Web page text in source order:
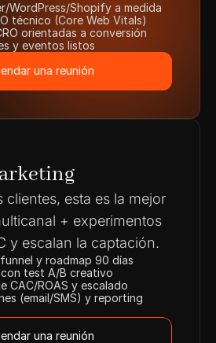
WordPress/Shopify a medida
técnico (Core Web Vitals)
orientadas a conversión
y eventos listos
una reunión
clientes, esta es la mejor
+ experimentos
y escalan la captación.
y roadmap 90 días
test A/B creativo
CAC/ROAS y escalado
(email/SMS) y reporting
una reunión